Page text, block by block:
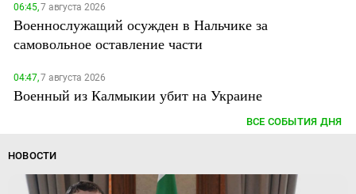
06:45,7 августа 2026
Военнослужащий осужден в Нальчике за
самовольное оставление части
04:47,7 августа 2026
Военный из Калмыкии убит на Украине
ВСЕ СОБЫТИЯ ДНЯ
НОВОСТИ